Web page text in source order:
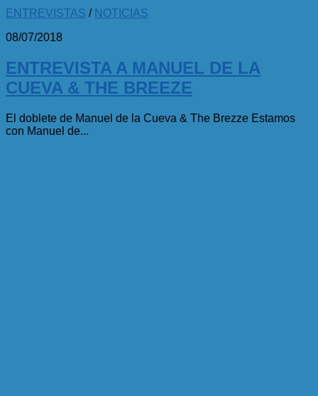
ENTREVISTAS / NOTICIAS
08/07/2018
ENTREVISTA A MANUEL DE LA
CUEVA & THE BREEZE
El doblete de Manuel de la Cueva & The Brezze Estamos
con Manuel de...